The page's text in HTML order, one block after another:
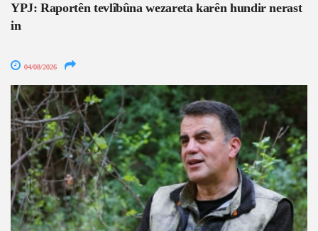
YPJ: Raportên tevlîbûna wezareta karên hundir nerast
in
04/08/2026